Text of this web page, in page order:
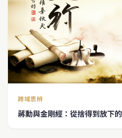
跨域思辨
蔣勳與金剛經：從捨得到放下